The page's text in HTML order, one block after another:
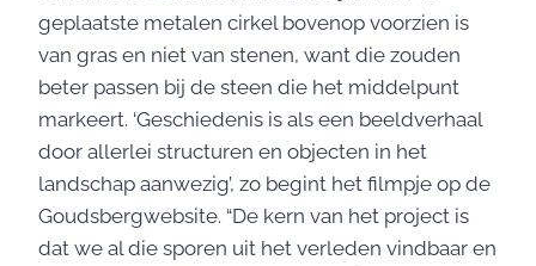
geplaatste metalen cirkel bovenop voorzien is
van gras en niet van stenen, want die zouden
beter passen bij de steen die het middelpunt
markeert. ‘Geschiedenis is als een beeldverhaal
door allerlei structuren en objecten in het
landschap aanwezig’, zo begint het filmpje op de
Goudsbergwebsite. “De kern van het project is
dat we al die sporen uit het verleden vindbaar en